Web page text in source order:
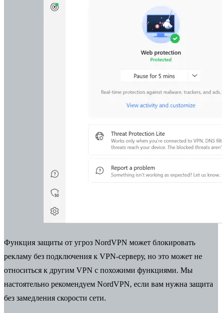
Функция защиты от угроз NordVPN может блокировать
рекламу без подключения к VPN-серверу, но это может не
относиться к другим VPN с похожими функциями. Мы
настоятельно рекомендуем NordVPN, если вам нужна защита
без замедления скорости сети.